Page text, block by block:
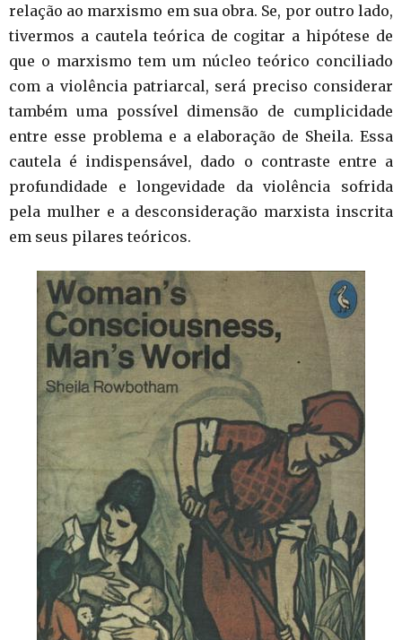
relação ao marxismo em sua obra. Se, por outro lado,
tivermos a cautela teórica de cogitar a hipótese de
que o marxismo tem um núcleo teórico conciliado
com a violência patriarcal, será preciso considerar
também uma possível dimensão de cumplicidade
entre esse problema e a elaboração de Sheila. Essa
cautela é indispensável, dado o contraste entre a
profundidade e longevidade da violência sofrida
pela mulher e a desconsideração marxista inscrita
em seus pilares teóricos.